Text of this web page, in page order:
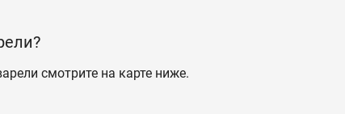
смотрите на карте ниже.